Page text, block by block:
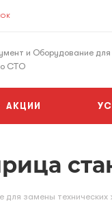
и Оборудование для
СТО
АКЦИИ
для замены технических